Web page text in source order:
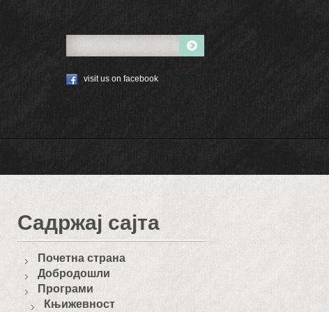
visit us on facebook
Садржај сајта
Почетна страна
Добродошли
Програми
Књижевност